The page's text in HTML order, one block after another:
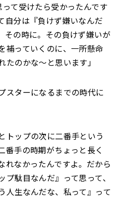
て受けたら受かったんです
自分は『負けず嫌いなんだ
その時に。その負けず嫌いが
補っていくのに、一所懸命
のかな～と思います」
スターになるまでの時代に
トップの次に二番手という
番手の時期がちょっと長く
れなかったんですよ。だから
駄目なんだ』って思って、
人生なんだな、私って』って